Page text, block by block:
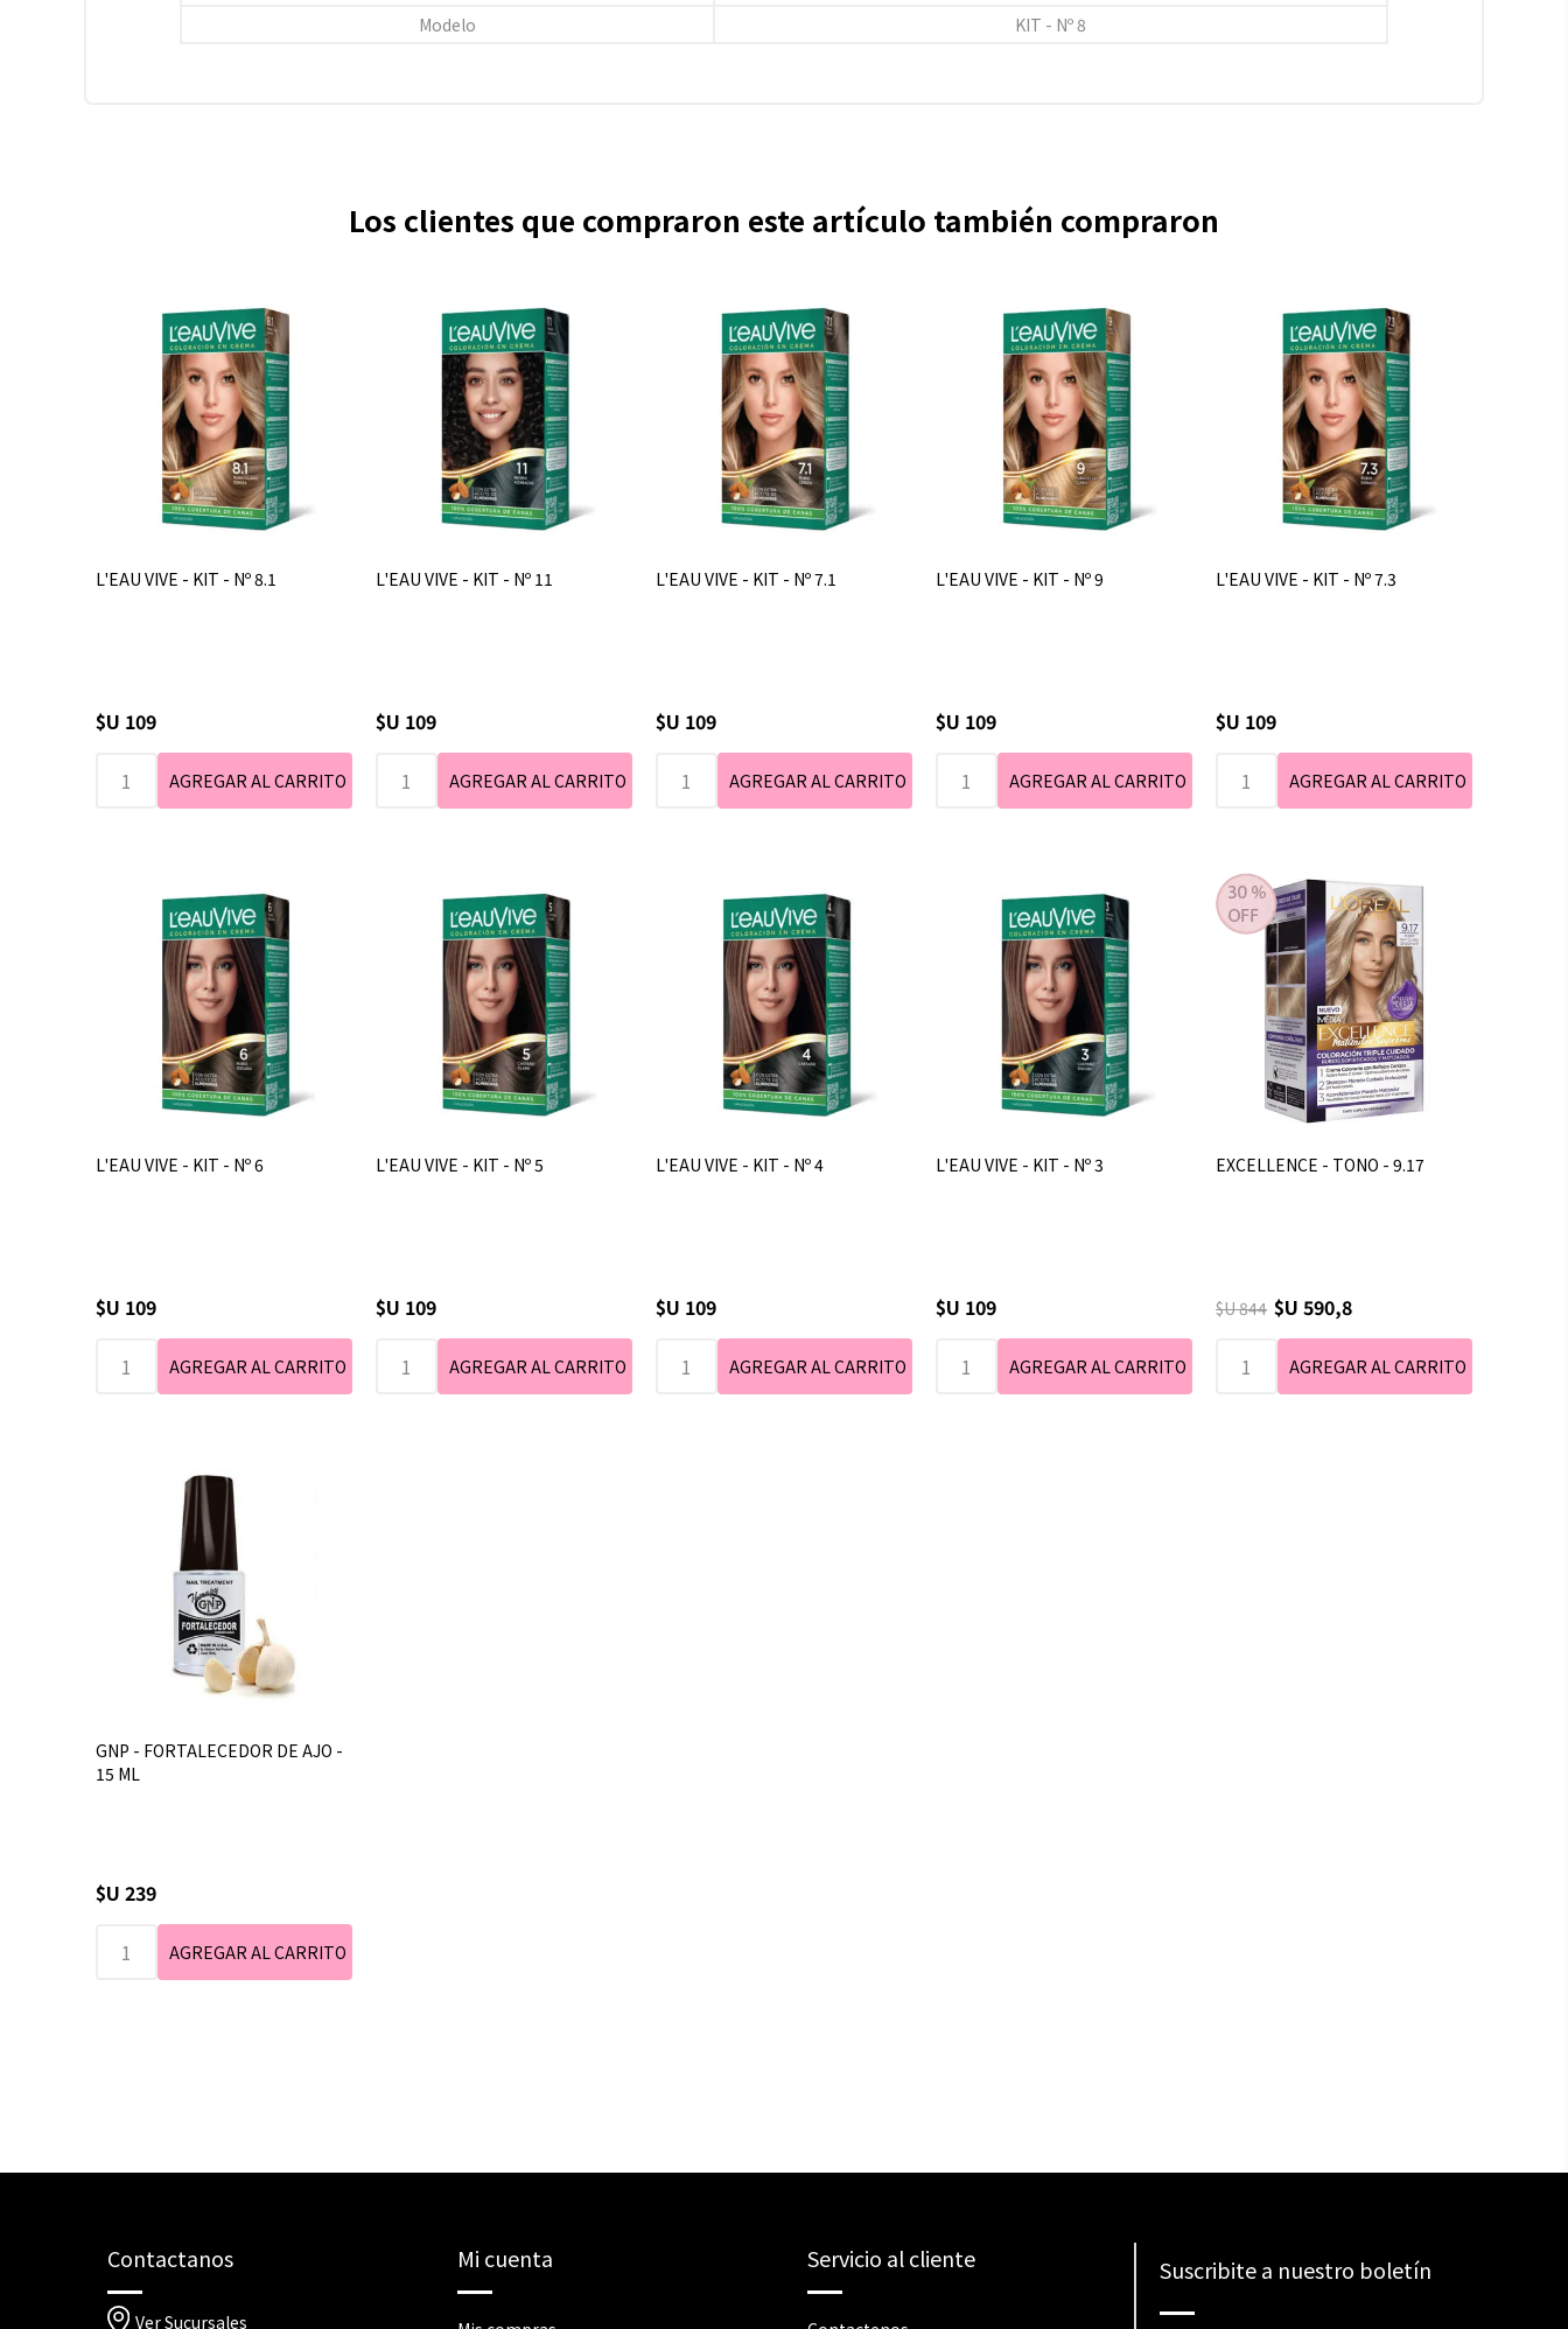
Modelo
KIT - Nº 8
Los clientes que compraron este artículo también compraron
L'EAU VIVE - KIT - Nº 8.1
$U 109
L'EAU VIVE - KIT - Nº 11
$U 109
L'EAU VIVE - KIT - Nº 7.1
$U 109
L'EAU VIVE - KIT - Nº 9
$U 109
L'EAU VIVE - KIT - Nº 7.3
$U 109
L'EAU VIVE - KIT - Nº 6
$U 109
L'EAU VIVE - KIT - Nº 5
$U 109
L'EAU VIVE - KIT - Nº 4
$U 109
L'EAU VIVE - KIT - Nº 3
$U 109
EXCELLENCE - TONO - 9.17
$U 844 $U 590,8
GNP - FORTALECEDOR DE AJO -
15 ML
$U 239
Contactanos
Ver Sucursales
Mi cuenta Servicio al cliente Suscribite a nuestro boletín